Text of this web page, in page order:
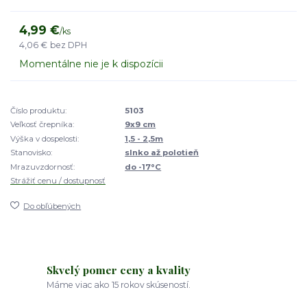
4,99 €/ks
4,06 € bez DPH
Momentálne nie je k dispozícii
Číslo produktu:
5103
Veľkosť črepníka:
9x9 cm
Výška v dospelosti:
1,5 - 2,5m
Stanovisko:
slnko až polotieň
Mrazuvzdornosť:
do -17°C
Strážiť cenu / dostupnosť
Do obľúbených
Skvelý pomer ceny a kvality
Máme viac ako 15 rokov skúseností.